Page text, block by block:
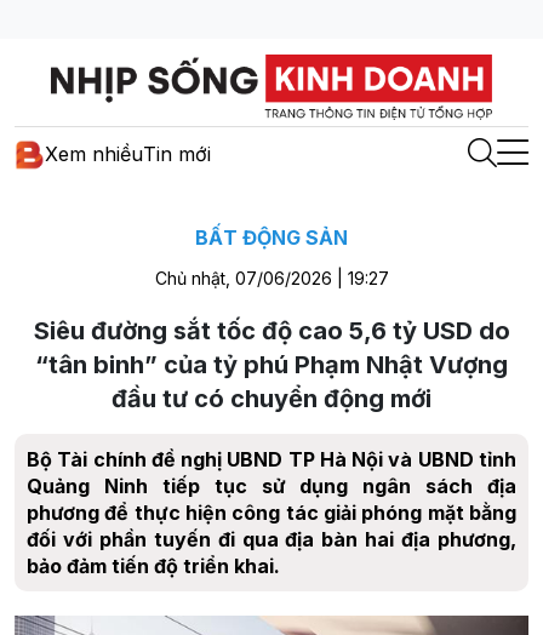
Xem nhiềuTin mới
BẤT ĐỘNG SẢN
Chủ nhật, 07/06/2026 | 19:27
Siêu đường sắt tốc độ cao 5,6 tỷ USD do
“tân binh” của tỷ phú Phạm Nhật Vượng
đầu tư có chuyển động mới
Bộ Tài chính đề nghị UBND TP Hà Nội và UBND tỉnh
Quảng Ninh tiếp tục sử dụng ngân sách địa
phương để thực hiện công tác giải phóng mặt bằng
đối với phần tuyến đi qua địa bàn hai địa phương,
bảo đảm tiến độ triển khai.